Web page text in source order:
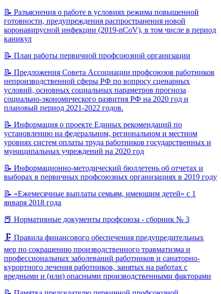
📝 Разъяснения о работе в условиях режима повышенной
готовности, предупреждения распространения новой
коронавирусной инфекции (2019-nCoV), в том числе в период
каникул
📝 План работы первичной профсоюзной организации
📝 Предложения Совета Ассоциации профсоюзов работников
непроизводственной сферы РФ по вопросу сценарных
условий, основных социальных параметров прогноза
социально-экономического развития РФ на 2020 год и
плановый период 2021-2022 годов.
📝 Информация о проекте Единых рекомендаций по
установлению на федеральном, региональном и местном
уровнях систем оплаты труда работников государственных и
муниципальных учреждений на 2020 год
📝 Информационно-методический бюллетень об отчетах и
выборах в первичных профсоюзных организациях в 2019 году
📝 «Ежемесячные выплаты семьям, имеющим детей» с 1
января 2018 года
📕 Нормативные документы профсоюза - сборник № 3
🗜️ Правила финансового обеспечения предупредительных
мер по сокращению производственного травматизма и
профессиональных заболеваний работников и санаторно-
курортного лечения работников, занятых на работах с
вредными и (или) опасными производственными факторами